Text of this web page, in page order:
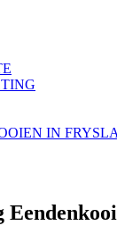
IN